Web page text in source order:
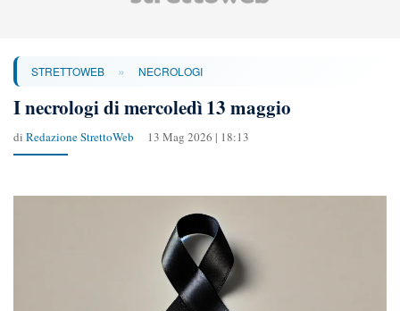
STRETTOWEB » NECROLOGI
I necrologi di mercoledì 13 maggio
di Redazione StrettoWeb 13 Mag 2026 | 18:13